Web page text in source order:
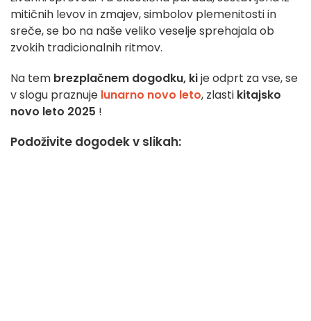
mitičnih levov in zmajev, simbolov plemenitosti in
sreče, se bo na naše veliko veselje sprehajala ob
zvokih tradicionalnih ritmov.
Na tem brezplačnem dogodku, kije odprt za vse, se
v slogu praznuje lunarno novo leto, zlasti kitajsko
novo leto 2025 !
Podoživite dogodek v slikah: